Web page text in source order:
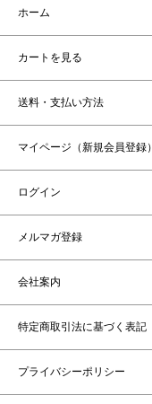
ホーム
カートを見る
送料・支払い方法
マイページ（新規会員登録）
ログイン
メルマガ登録
会社案内
特定商取引法に基づく表記
プライバシーポリシー